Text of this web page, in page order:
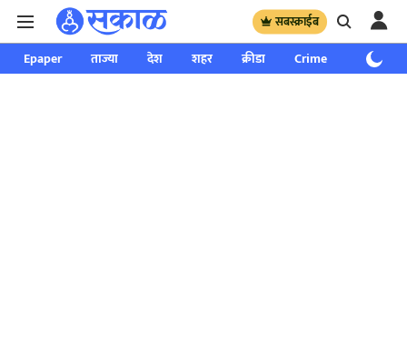
सबस्क्राईब
Epaper ताज्या देश शहर क्रीडा Crime साप्ताहिक